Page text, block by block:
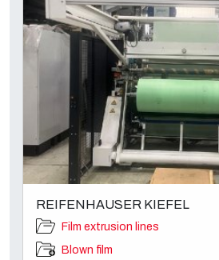
REIFENHAUSER KIEFEL
Film extrusion lines
Blown film